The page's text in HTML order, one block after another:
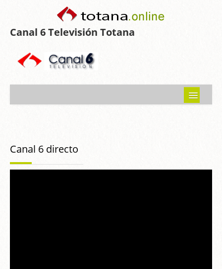
Canal 6 Televisión Totana
Programas emitidos
Canal 6 directo